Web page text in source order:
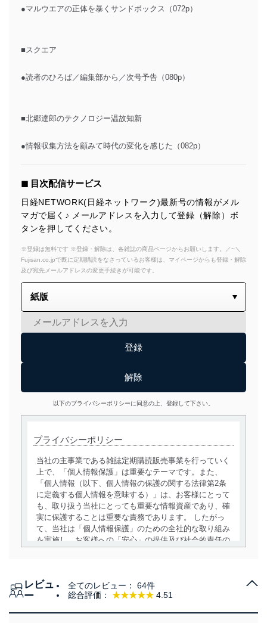
●マルウエアの正体を暴くサンドボックス（072p）
■スクエア
●読者のひろば／編集部から／次号予告（080p）
■北郷達郎のテクノロジー温故知新
●情報収集方法を顧みて時代の変化を感じた（082p）
◼︎ 目次配信サービス
日経NETWORK(日経ネットワーク)最新号の情報がメル
マガで届く♪ メールアドレスを入力して登録（解除）ボ
タンを押してください。
※登録は無料です ※登録・解除は、各雑誌の商品ページからお願いします。／~＼
Fujisan.co.jpで既に定期購読をなさっているお客様は、マイページからも登録・解除
及び宛先メールアドレスの変更手続きが可能です。
以下のプライバシーポリシーに同意の上、登録して下さい。
プライバシーポリシー
当社の主事業である雑誌定期購読販売事業を行っていく
上で、「個人情報保護」は重要なテーマです。また、
「個人情報（以下、個人情報の保護の関する法律第2条
に定義する個人情報を意味する）」は、お客様にとって
も、取り扱う当社にとっても重要な情報資産であり、確
実に保護することは重要な責務であります。 したがっ
て、当社は「個人情報保護」のための全社的な取り組み
を実施し、お客様への「安心」の提供及び社会的責任の
当社は、個人情報の取得・利用・提供に際して、その利
レビュ
ー
総合評価： ★★★★★ 4.51
全てのレビュー： 64件